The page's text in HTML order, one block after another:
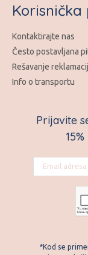
Prijavite
*Kod se
Korisnička
Kontaktirajte nas
Često postavljana
Rešavanje
Info o transportu